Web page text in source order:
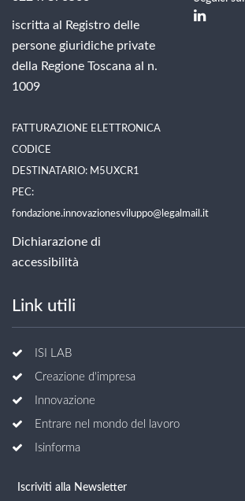
iscritta al Registro delle
persone giuridiche private
della Regione Toscana al n.
1009
FATTURAZIONE ELETTRONICA
CODICE
DESTINATARIO: M5UXCR1
PEC:
fondazione.innovazionesviluppo@legalmail.it
Dichiarazione di
accessibilità
Link utili
ISI LAB
Creazione d'impresa
Innovazione
Entrare nel mondo del lavoro
Isinforma
Iscriviti alla Newsletter